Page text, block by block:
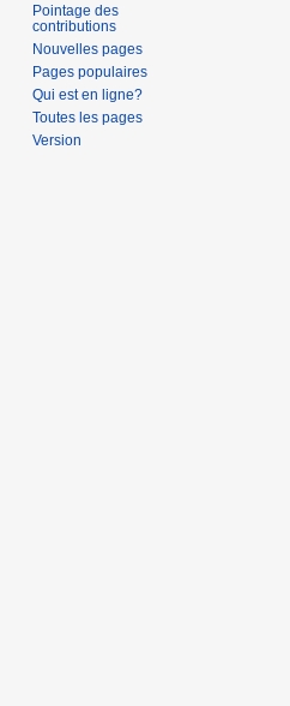
Pointage des
contributions
Nouvelles pages
Pages populaires
Qui est en ligne?
Toutes les pages
Version